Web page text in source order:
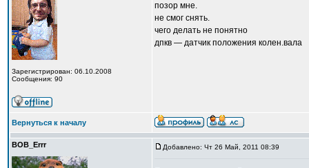
Зарегистрирован: 06.10.2008
Сообщения: 90
позор мне.
не смог снять.
чего делать не понятно
дпкв — датчик положения колен.вала
Вернуться к началу
BOB_Errr Добавлено: Чт 26 Май, 2011 08:39